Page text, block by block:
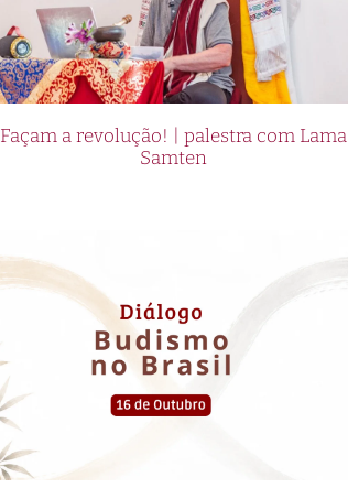
Façam a revolução! | palestra com Lama
Samten